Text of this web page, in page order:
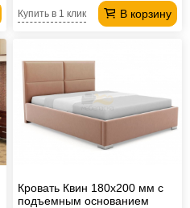
В корзину
Купить в 1 клик
Кровать Квин 180х200 мм с
подъемным основанием